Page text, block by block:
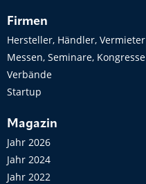
Firmen
Hersteller, Händler, Vermieter
Messen, Seminare, Kongresse
Verbände
Startup
Magazin
Jahr 2026
Jahr 2024
Jahr 2022